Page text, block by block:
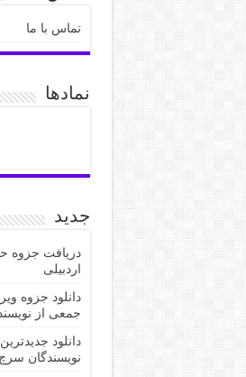
تماس با ما
نمادها
جدید
اردبیلی
دانلود جزوه
جمعی از
نویسندگان سرچ